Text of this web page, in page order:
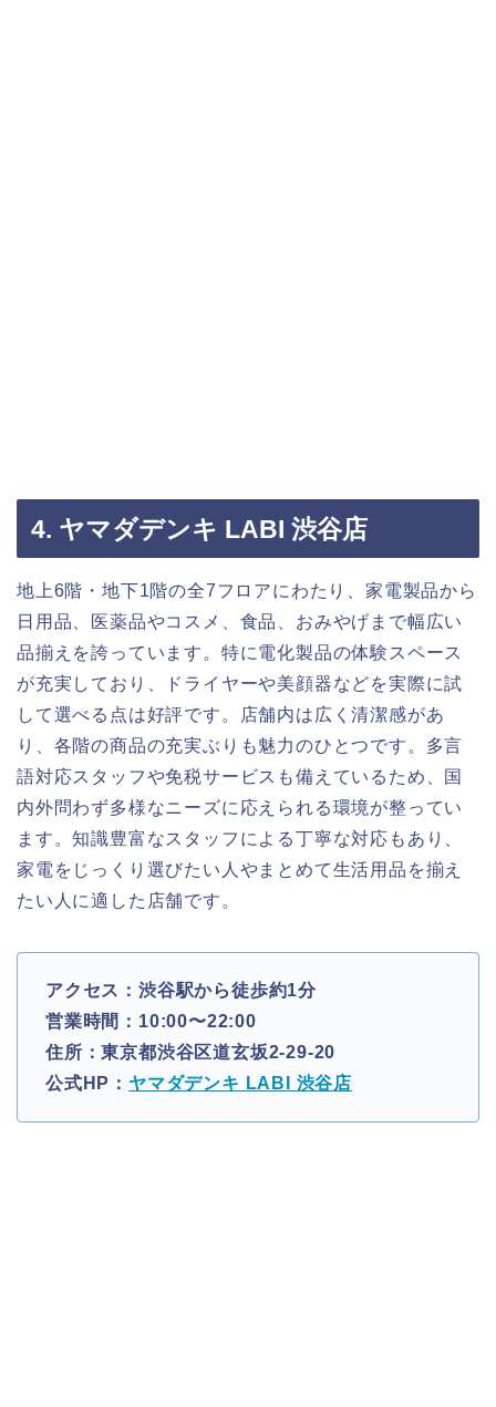
4. ヤマダデンキ LABI 渋谷店
地上6階・地下1階の全7フロアにわたり、家電製品から
日用品、医薬品やコスメ、食品、おみやげまで幅広い
品揃えを誇っています。特に電化製品の体験スペース
が充実しており、ドライヤーや美顔器などを実際に試
して選べる点は好評です。店舗内は広く清潔感があ
り、各階の商品の充実ぶりも魅力のひとつです。多言
語対応スタッフや免税サービスも備えているため、国
内外問わず多様なニーズに応えられる環境が整ってい
ます。知識豊富なスタッフによる丁寧な対応もあり、
家電をじっくり選びたい人やまとめて生活用品を揃え
たい人に適した店舗です。
アクセス：渋谷駅から徒歩約1分
営業時間：10:00〜22:00
住所：東京都渋谷区道玄坂2-29-20
公式HP： ヤマダデンキ LABI 渋谷店